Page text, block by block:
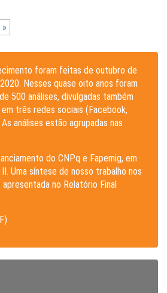
»
foram feitas de outubro de
Nesses quase oito anos foram
500 análises, divulgadas também
três redes sociais (Facebook,
análises estão agrupadas nas
do CNPq e Fapemig, em
Uma síntese de nosso trabalho nos
no Relatório Final